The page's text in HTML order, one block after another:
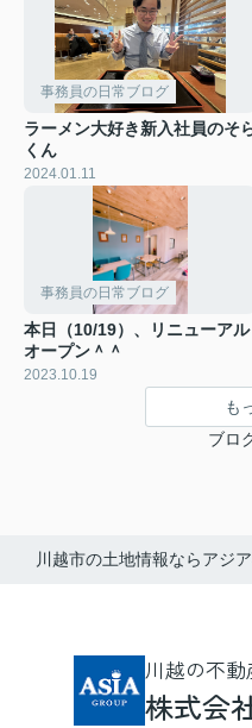
事務員の日常ブログ
ラーメン大好き新入社員のそ
くん
2024.01.11
事務員の日常ブログ
本日（10/19）、リニューアル
オープン＾＾
2023.10.19
も
ブロ
川越市の土地情報ならアジ
川越の不
株式会